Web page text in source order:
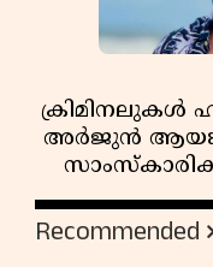
ക്രിമിനലുകൾ
അർജുൻ
Recommended